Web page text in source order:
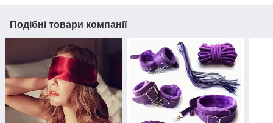
Подібні товари компанії